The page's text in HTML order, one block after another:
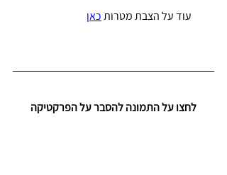
עוד על הצבת מטרות כאן
לחצו על התמונה להסבר על הפרקטיקה